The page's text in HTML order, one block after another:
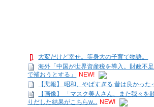
大変だけど幸せ。等身大の子育て物語。
海外「中国が世界資産税を導入。財政不
で補おうとする」
NEW!
【悲報】 昭和、やばすぎる 昔は良かった
【画像】 「マスク美人さん、また我々
りだした結果がこちらw... NEW!